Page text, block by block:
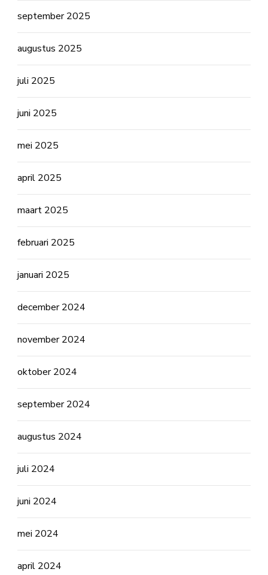
september 2025
augustus 2025
juli 2025
juni 2025
mei 2025
april 2025
maart 2025
februari 2025
januari 2025
december 2024
november 2024
oktober 2024
september 2024
augustus 2024
juli 2024
juni 2024
mei 2024
april 2024